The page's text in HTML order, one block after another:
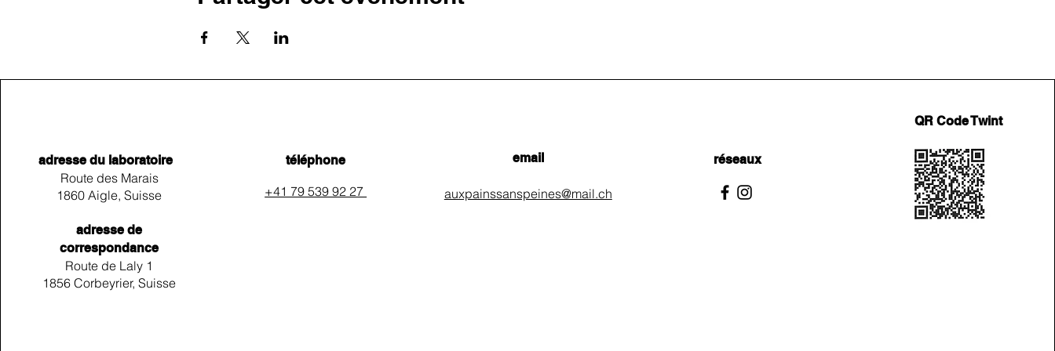
adresse du laboratoire
Route des Marais
1860 Aigle, Suisse
adresse de
correspondance
Route de Laly 1
1856 Corbeyrier, Suisse
téléphone
+41 79 539 92 27
email
auxpainssanspeines@mail.ch
réseaux
QR Code Twint